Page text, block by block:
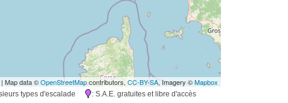
| Map data ©OpenStreetMapcontributors, CC-BY-SA, Imagery ©Mapbox
types d'escalade : S.A.E. gratuites et libre d'accès